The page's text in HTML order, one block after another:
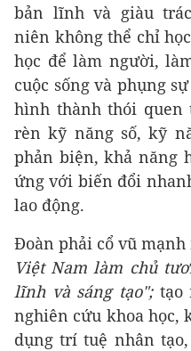
bản lĩnh và giàu
niên không thể chỉ
học để làm người,
cuộc sống và phụng
hình thành thói quen
rèn kỹ năng số, kỹ
phản biện, khả năng
ứng với biến đổi
lao động.
Đoàn phải cổ vũ
Việt Nam làm chủ
lĩnh và sáng tạo";tạo
nghiên cứu khoa học,
dụng trí tuệ nhân